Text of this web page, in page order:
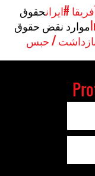
#ایرانحقوق
موارد نقض حقوق
/ حبس